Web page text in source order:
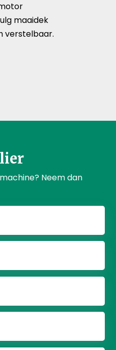
maaidek
verstelbaar.
Neem dan